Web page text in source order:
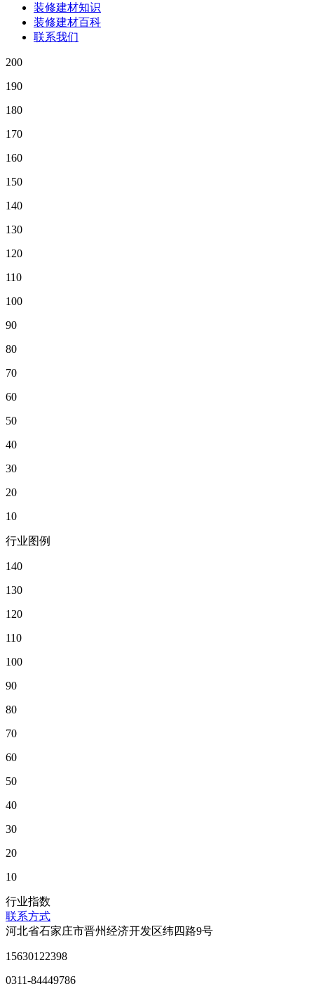
装修建材知识
装修建材百科
联系我们
200
190
180
170
160
150
140
130
120
110
100
90
80
70
60
50
40
30
20
10
行业图例
140
130
120
110
100
90
80
70
60
50
40
30
20
10
行业指数
联系方式
河北省石家庄市晋州经济开发区纬四路9号
15630122398
0311-84449786